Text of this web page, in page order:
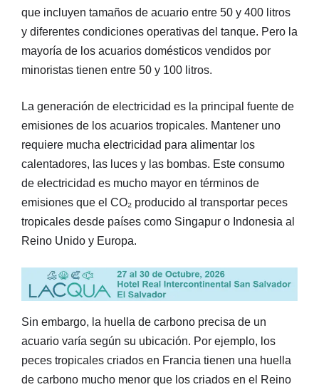
que incluyen tamaños de acuario entre 50 y 400 litros
y diferentes condiciones operativas del tanque. Pero la
mayoría de los acuarios domésticos vendidos por
minoristas tienen entre 50 y 100 litros.
La generación de electricidad es la principal fuente de
emisiones de los acuarios tropicales. Mantener uno
requiere mucha electricidad para alimentar los
calentadores, las luces y las bombas. Este consumo
de electricidad es mucho mayor en términos de
emisiones que el CO₂ producido al transportar peces
tropicales desde países como Singapur o Indonesia al
Reino Unido y Europa.
Sin embargo, la huella de carbono precisa de un
acuario varía según su ubicación. Por ejemplo, los
peces tropicales criados en Francia tienen una huella
de carbono mucho menor que los criados en el Reino